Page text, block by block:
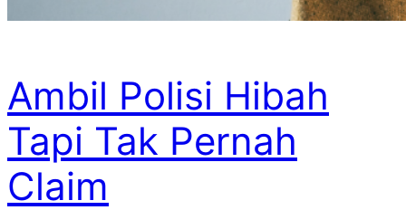
Ambil Polisi Hibah
Tapi Tak Pernah
Claim